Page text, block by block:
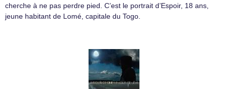
cherche à ne pas perdre pied. C’est le portrait d’Espoir, 18 ans,
jeune habitant de Lomé, capitale du Togo.